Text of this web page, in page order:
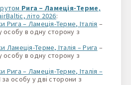
Рига – Ламеція-Терме,
літо 2026:
Рига – Ламеція-Терме, Італія –
особу в одну сторону з
Ламеція-Терме, Італія – Рига –
особу в одну сторону з
Рига – Ламеція-Терме, Італія –
за особу у дві сторони з